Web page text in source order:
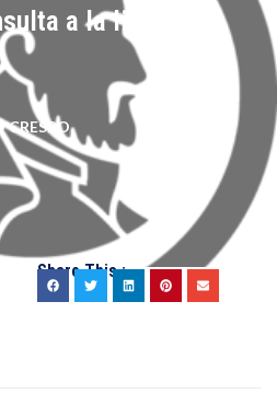
a la libertad
CRESPO
Share This :